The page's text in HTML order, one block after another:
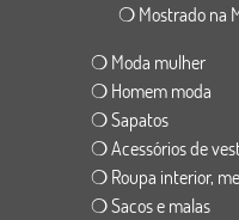
❍ Mostrado na
❍ Moda mulher
❍ Homem moda
❍ Sapatos
❍ Acessórios de
❍ Roupa interior,
❍ Sacos e malas